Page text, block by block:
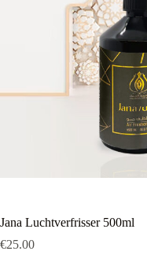
Jana Luchtverfrisser 500ml
€25.00